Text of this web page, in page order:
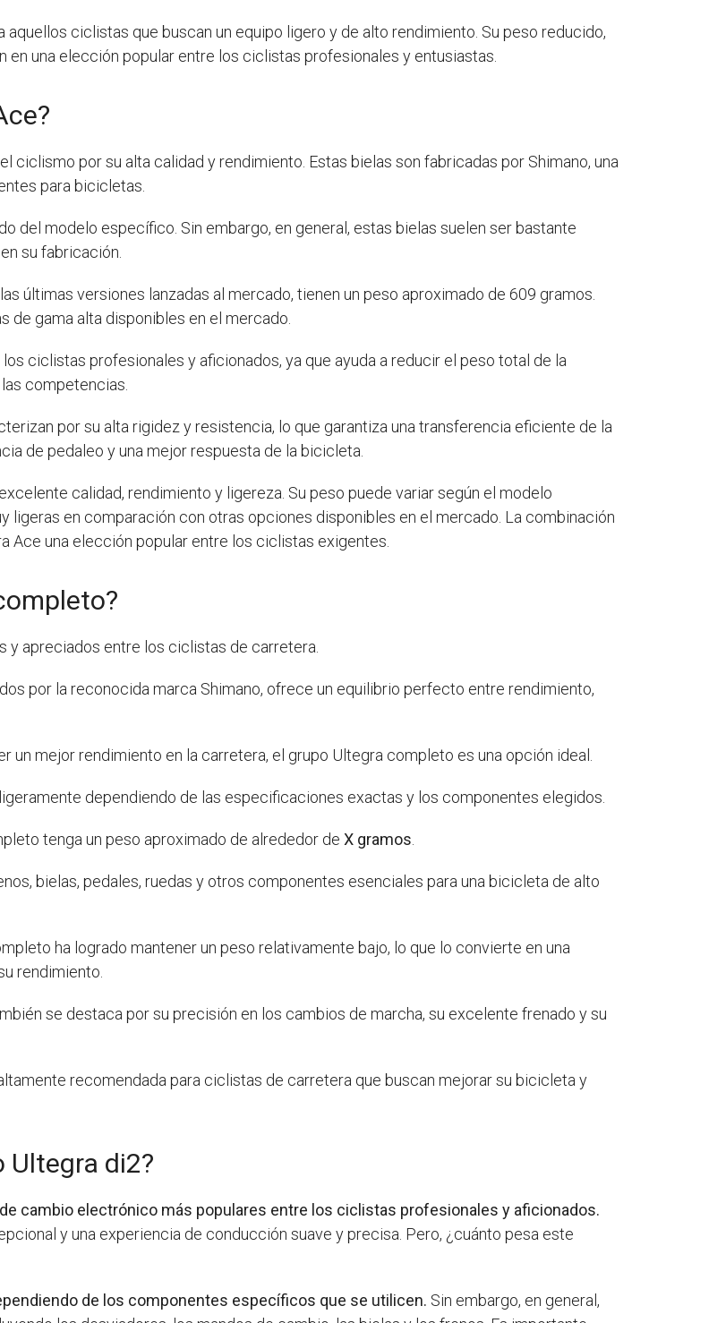
aquellos ciclistas que buscan un equipo ligero y de alto rendimiento. Su peso reducido,
una elección popular entre los ciclistas profesionales y entusiastas.
ciclismo por su alta calidad y rendimiento. Estas bielas son fabricadas por Shimano, una
para bicicletas.
del modelo específico. Sin embargo, en general, estas bielas suelen ser bastante
su fabricación.
últimas versiones lanzadas al mercado, tienen un peso aproximado de 609 gramos.
de gama alta disponibles en el mercado.
ciclistas profesionales y aficionados, ya que ayuda a reducir el peso total de la
competencias.
por su alta rigidez y resistencia, lo que garantiza una transferencia eficiente de la
de pedaleo y una mejor respuesta de la bicicleta.
calidad, rendimiento y ligereza. Su peso puede variar según el modelo
ligeras en comparación con otras opciones disponibles en el mercado. La combinación
Ace una elección popular entre los ciclistas exigentes.
y apreciados entre los ciclistas de carretera.
por la reconocida marca Shimano, ofrece un equilibrio perfecto entre rendimiento,
un mejor rendimiento en la carretera, el grupo Ultegra completo es una opción ideal.
dependiendo de las especificaciones exactas y los componentes elegidos.
tenga un peso aproximado de alrededor de X gramos
bielas, pedales, ruedas y otros componentes esenciales para una bicicleta de alto
ha logrado mantener un peso relativamente bajo, lo que lo convierte en una
rendimiento.
se destaca por su precisión en los cambios de marcha, su excelente frenado y su
recomendada para ciclistas de carretera que buscan mejorar su bicicleta y
Ultegra di2?
cambio electrónico más populares entre los ciclistas profesionales y aficionados.
y una experiencia de conducción suave y precisa. Pero, ¿cuánto pesa este
de los componentes específicos que se utilicen. Sin embargo, en general,